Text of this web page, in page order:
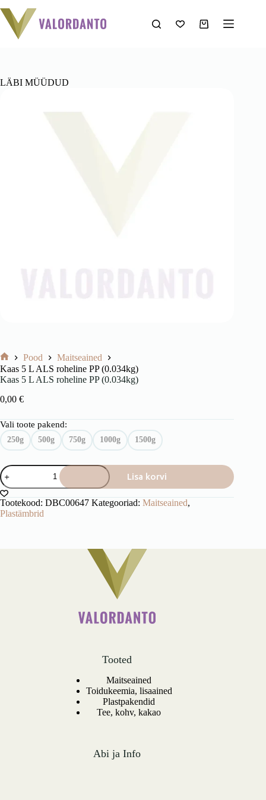
sisu
juurde
Ostukorv
LÄBI MÜÜDUD
Avaleht
Pood
Maitseained
Kaas 5 L ALS roheline PP (0.034kg)
Kaas 5 L ALS roheline PP (0.034kg)
0,00 €
Vali toote pakend:
250g 500g 750g 1000g 1500g
Kaas
5
L
ALS
roheline
PP
Lisa korvi
Tootekood: DBC00647 Kategooriad: Maitseained,
Plastämbrid
Tooted
Maitseained
Toidukeemia, lisaained
Plastpakendid
Tee, kohv, kakao
Abi ja Info